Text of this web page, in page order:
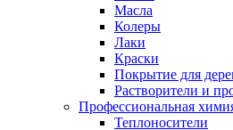
Масла
Колеры
Лаки
Краски
Покрытие для
Растворители и
Профессиональная
Теплоносители